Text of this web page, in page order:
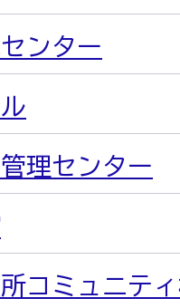
ンター
理センター
コミュニテ